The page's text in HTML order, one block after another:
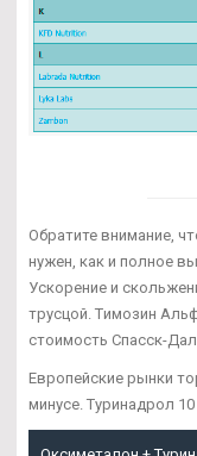
Обратите внимание,
нужен, как и полное
Ускорение и
трусцой. Tимозин
стоимость Спасск-
Европейские рынки
минусе. Туринадрол